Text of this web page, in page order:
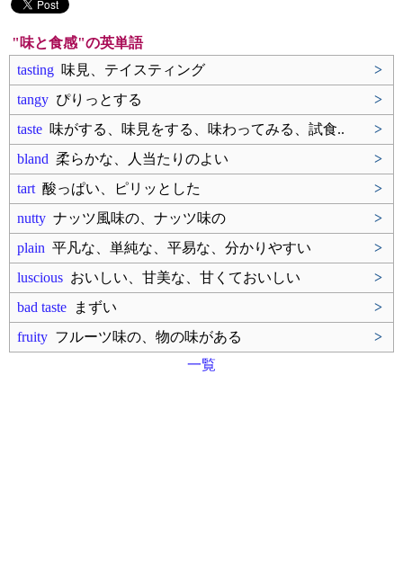
"味と食感"の英単語
tasting 味見、テイスティング
>
tangy ぴりっとする
>
taste 味がする、味見をする、味わってみる、試食..
>
bland 柔らかな、人当たりのよい
>
tart 酸っぱい、ピリッとした
>
nutty ナッツ風味の、ナッツ味の
>
plain 平凡な、単純な、平易な、分かりやすい
>
luscious おいしい、甘美な、甘くておいしい
>
bad taste まずい
>
fruity フルーツ味の、物の味がある
>
一覧